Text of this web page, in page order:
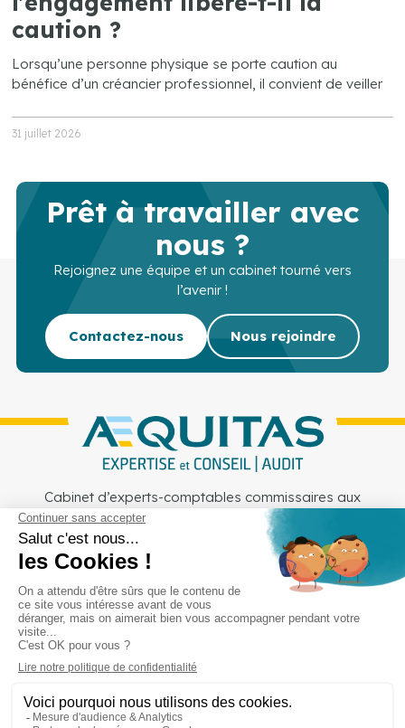
caution ?
Lorsqu’une personne physique se porte caution au
bénéfice d’un créancier professionnel, il convient de veiller
31 juillet 2026
Prêt à travailler avec
nous ?
Rejoignez une équipe et un cabinet tourné vers
l’avenir !
Contactez-nous Nous rejoindre
Cabinet d’experts-comptables commissaires aux
comptes sur Lille, Lens et Douai
Services Secteurs Outils
Cabinet
Recrutement